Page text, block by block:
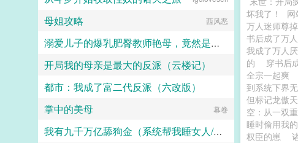
坏我了！
万人迷师尊
书后成了万
我成了万人厌
的
穿书后
全宗一起爽
到系统下界
但标记龙傲
空：从一双
睡时偷用我
权臣的崽
母姐攻略 西风恶
溺爱儿子的爆乳肥臀教师艳母，竟然是头痴女母猪（无绿修改版）
开局我的母亲是最大的反派（云楼记）
都市：我成了富二代反派（六改版）
三三得九
掌中的美母 幕卷
我有九千万亿舔狗金（系统帮我睡女人/系统帮我开后宫）